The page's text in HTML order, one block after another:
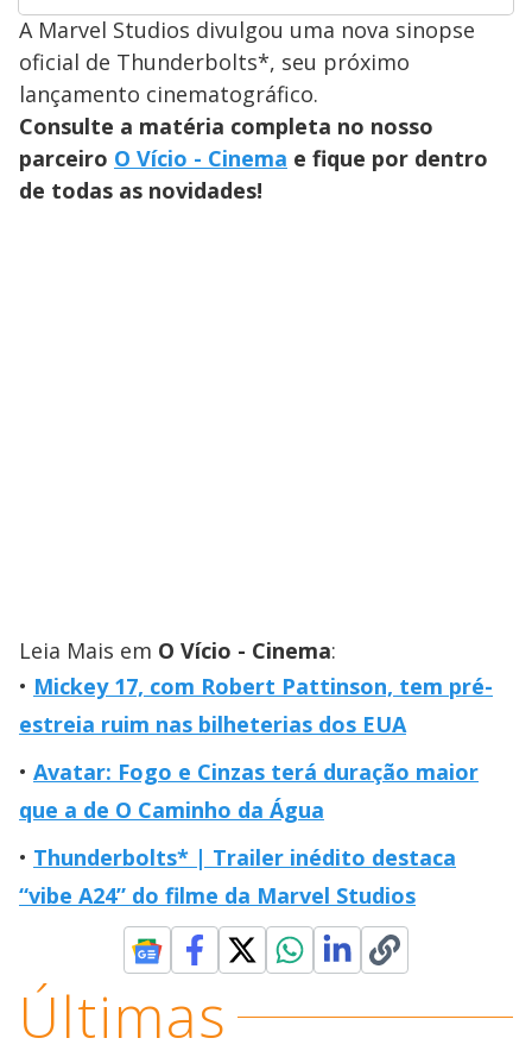
A Marvel Studios divulgou uma nova sinopse
oficial de Thunderbolts*, seu próximo
lançamento cinematográfico.
Consulte a matéria completa no nosso
parceiro O Vício - Cinema e fique por dentro
de todas as novidades!
Leia Mais em O Vício - Cinema:
Mickey 17, com Robert Pattinson, tem pré-
estreia ruim nas bilheterias dos EUA
Avatar: Fogo e Cinzas terá duração maior
que a de O Caminho da Água
Thunderbolts* | Trailer inédito destaca
“vibe A24” do filme da Marvel Studios
Últimas